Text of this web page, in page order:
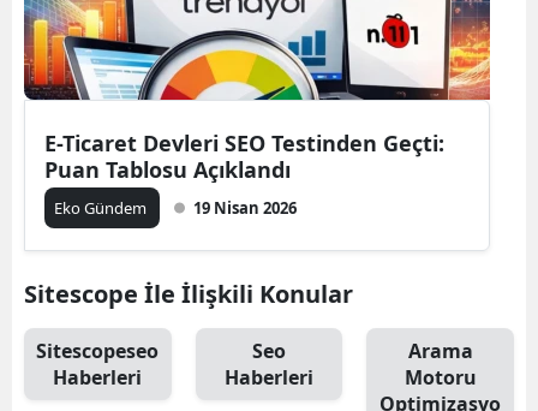
E-Ticaret Devleri SEO Testinden Geçti:
Puan Tablosu Açıklandı
Eko Gündem 19 Nisan 2026
Sitescope İle İlişkili Konular
Sitescopeseo
Haberleri
Seo
Haberleri
Arama
Motoru
Optimizasyo